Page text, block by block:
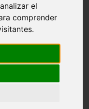
el
comprender
Del Final -